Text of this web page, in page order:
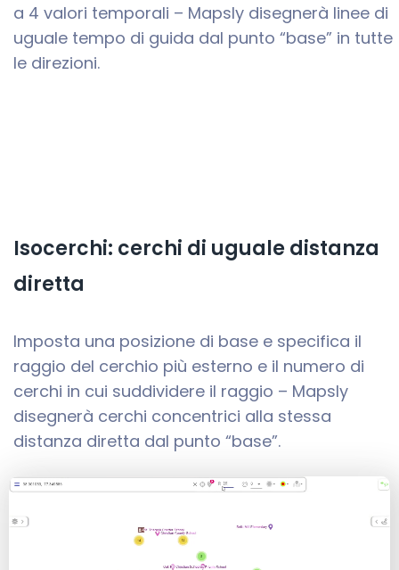
a 4 valori temporali – Mapsly disegnerà linee di
uguale tempo di guida dal punto “base” in tutte
le direzioni.
Isocerchi: cerchi di uguale distanza
diretta
Imposta una posizione di base e specifica il
raggio del cerchio più esterno e il numero di
cerchi in cui suddividere il raggio – Mapsly
disegnerà cerchi concentrici alla stessa
distanza diretta dal punto “base”.